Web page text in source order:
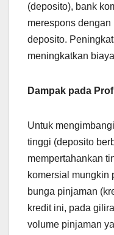
(deposito), bank
merespons
deposito.
meningkatkan
Dampak pada
Untuk
tinggi (deposito
mempertahankan
komersial mungkin
bunga pinjaman
kredit ini, pada
volume pinjaman